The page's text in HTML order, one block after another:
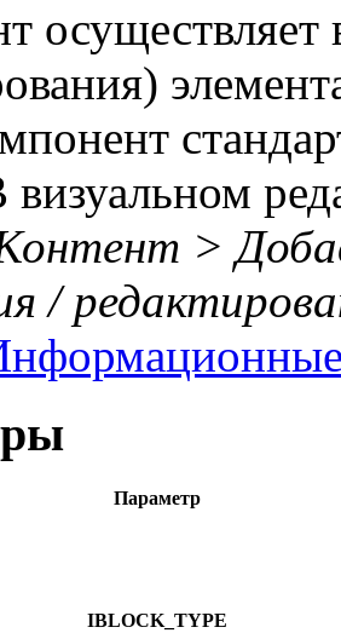
>
/
Параметр
IBLOCK_TYPE